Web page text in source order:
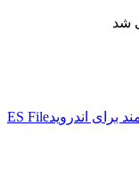
شد
ES File